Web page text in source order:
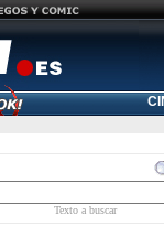
Texto a buscar